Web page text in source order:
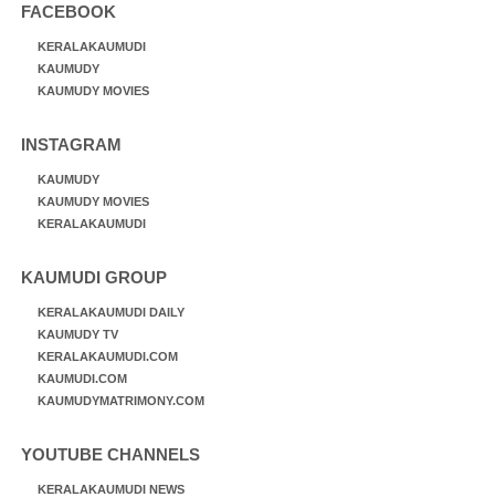
FACEBOOK
KERALAKAUMUDI
KAUMUDY
KAUMUDY MOVIES
INSTAGRAM
KAUMUDY
KAUMUDY MOVIES
KERALAKAUMUDI
KAUMUDI GROUP
KERALAKAUMUDI DAILY
KAUMUDY TV
KERALAKAUMUDI.COM
KAUMUDI.COM
KAUMUDYMATRIMONY.COM
YOUTUBE CHANNELS
KERALAKAUMUDI NEWS